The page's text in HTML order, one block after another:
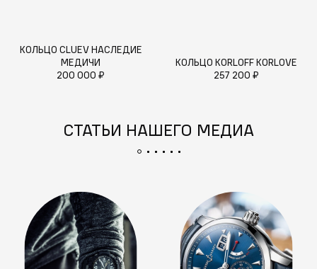
КОЛЬЦО CLUEV НАСЛЕДИЕ
МЕДИЧИ
200 000 ₽
КОЛЬЦО KORLOFF KORLOVE
257 200 ₽
СТАТЬИ НАШЕГО МЕДИА